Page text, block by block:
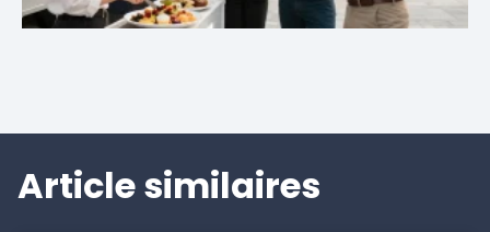
Article similaires